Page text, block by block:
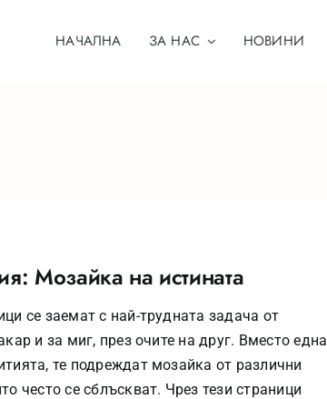
НАЧАЛНА ЗA НАС НОВИНИ
Мозайка на истината
се заемат с най-трудната задача от
и за миг, през очите на друг. Вместо една
те подреждат мозайка от различни
често се сблъскват. Чрез тези страници